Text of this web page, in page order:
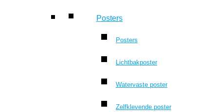
Posters
Posters
Lichtbakposter
Watervaste poster
Zelfklevende poster